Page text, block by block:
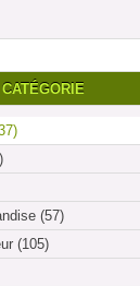
(57)
(105)